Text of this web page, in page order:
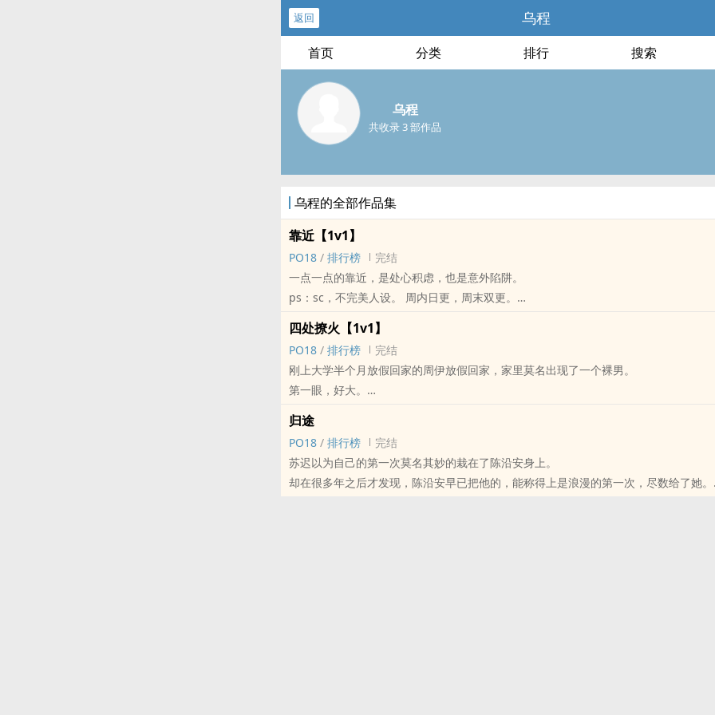
返回 乌程
首页 分类 排行 搜索
乌程
共收录 3 部作品
乌程的全部作品集
靠近【‍‌‌1‍‎v‌‍‍1‎‍】
‌P‍‎O‎‎1‎8‍ / 排行榜
完结
一点一点的靠近，是处心积虑，也是意外陷阱。
ps：sc，不完‌‎‌美‌‎‍人‎‎‌设。 周内日更，周末双更。
四处撩火【‍‌‌1‍‎v‌‍‍1‎‍】
‌P‍‎O‎‎1‎8‍ / 排行榜
完结
刚上大学半个月放假回家的周伊放假回家，家里莫名出现了一个裸男。
第一眼，好大。
差点要夺门而出了好吗？！
后来，两人认识了，周伊有事没事就喜欢逗他玩，特别是拿瑟瑟文学逗他，看着人耳
子，她就忍不住想要揉他脑袋。
少年也不躲，配合着周伊的一切行为，憋得难受了只会眼巴巴的望着周伊，委屈的叫“
归途
‌P‍‎O‎‎1‎8‍ / 排行榜
完结
苏迟以为自己的第一次莫名其妙的栽在了陈沿安身上。
却在很多年之后才发现，陈沿安早已把他的，能称得上是浪漫的第一次，尽数给了她。